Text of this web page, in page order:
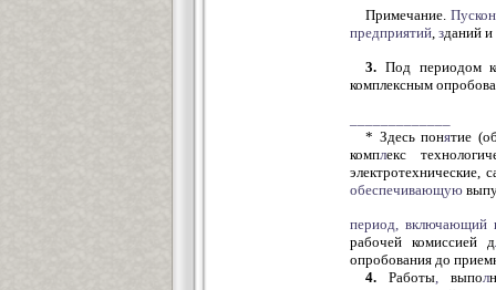
Примечание.
предприятий зданий и
3. Под периодом
комплексным
* Здесь понятие
комплекс
электротехнические,
обеспечивающую
период, включающий
рабочей комиссией д
опробования до
4. Работы, выпол